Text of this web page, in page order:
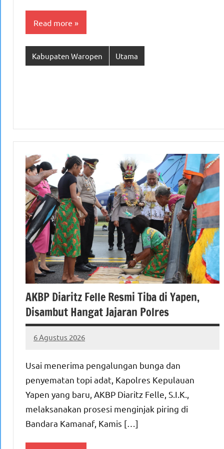
Read more
Kabupaten Waropen Utama
AKBP Diaritz Felle Resmi Tiba di Yapen,
Disambut Hangat Jajaran Polres
6 Agustus 2026
MEPAGO
No
Usai menerima pengalungan bunga dan
penyematan topi adat, Kapolres Kepulauan
Yapen yang baru, AKBP Diaritz Felle, S.I.K.,
melaksanakan prosesi menginjak piring di
Bandara Kamanaf, Kamis […]